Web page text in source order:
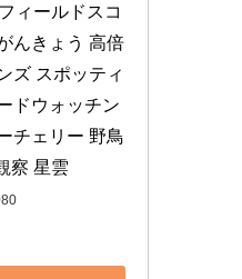
ィールドスコ
んきょう 高倍
ズ スポッティ
ドウォッチン
チェリー 野鳥
察 星雲